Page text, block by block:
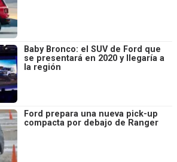
Baby Bronco: el SUV de Ford que
se presentará en 2020 y llegaría a
la región
Ford prepara una nueva pick-up
compacta por debajo de Ranger